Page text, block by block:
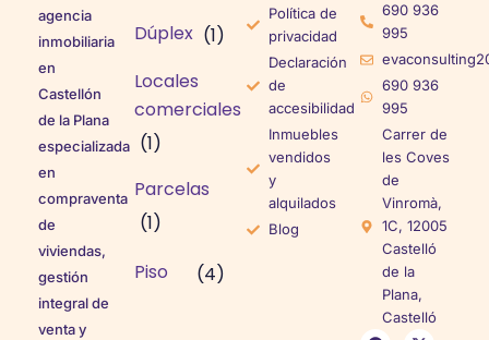
agencia
inmobiliaria
en
Castellón
de la Plana
especializada
en
compraventa
de
viviendas,
gestión
integral de
venta y
Dúplex (1)
Locales
comerciales
(1)
Parcelas
(1)
Piso
(4)
Política de
privacidad
Declaración
de
accesibilidad
Inmuebles
vendidos
y
alquilados
Blog
690 936
995
690 936
995
Carrer de
les Coves
de
Vinromà,
1C, 12005
Castelló
de la
Plana,
Castelló